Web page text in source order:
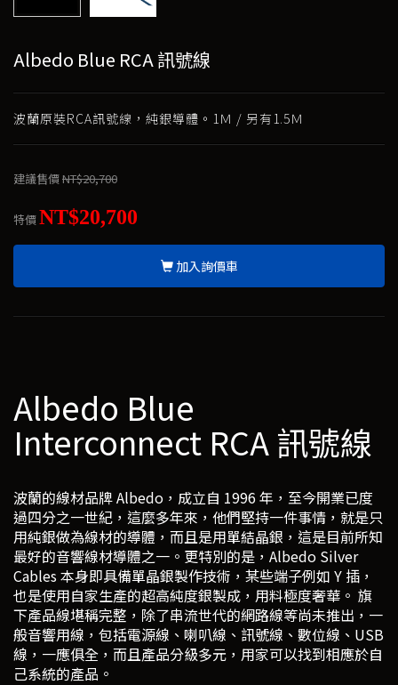
Albedo Blue RCA 訊號線
波蘭原裝RCA訊號線，純銀導體。1Ｍ / 另有1.5Ｍ
建議售價NT$20,700
特價NT$20,700
加入詢價車
Albedo Blue
Interconnect RCA 訊號線
波蘭的線材品牌 Albedo，成立自 1996 年，至今開業已度
過四分之一世紀，這麼多年來，他們堅持一件事情，就是只
用純銀做為線材的導體，而且是用單結晶銀，這是目前所知
最好的音響線材導體之一。更特別的是，Albedo Silver
Cables 本身即具備單晶銀製作技術，某些端子例如 Y 插，
也是使用自家生產的超高純度銀製成，用料極度奢華。 旗
下產品線堪稱完整，除了串流世代的網路線等尚未推出，一
般音響用線，包括電源線、喇叭線、訊號線、數位線、USB
線，一應俱全，而且產品分級多元，用家可以找到相應於自
己系統的產品。